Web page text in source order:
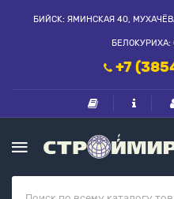
БИЙСК: ЯМИНСКАЯ 40,
БЕЛОКУРИХА:
+7